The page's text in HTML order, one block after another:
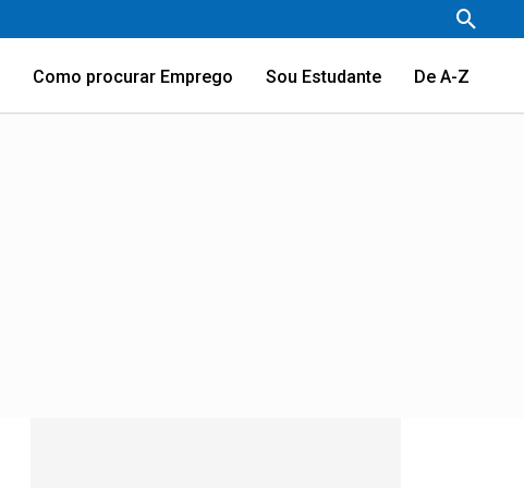
Como procurar Emprego Sou Estudante De A-Z